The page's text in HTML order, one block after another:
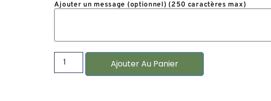
Ajouter un message (optionnel) (250 caractères max)
Ajouter Au Panier